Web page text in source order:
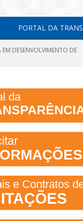
PORTAL DA
DESENVOLVIMENTO DE
da
e Contratos